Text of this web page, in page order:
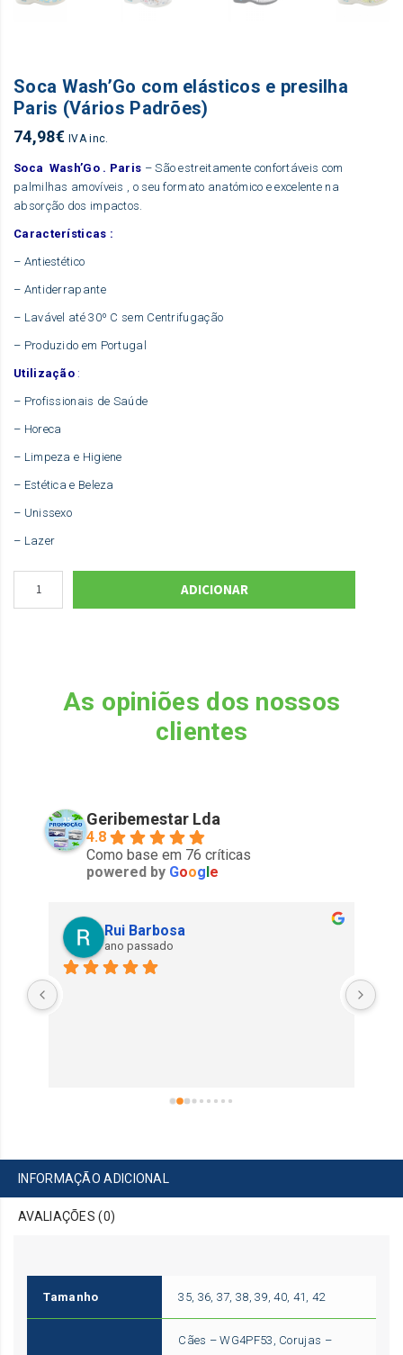
Soca Wash’Go com elásticos e presilha
Paris (Vários Padrões)
74,98€ IVA inc.
Soca Wash’Go . Paris – São estreitamente confortáveis com
palmilhas amovíveis , o seu formato anatómico e excelente na
absorção dos impactos.
Características :
– Antiestético
– Antiderrapante
– Lavável até 30º C sem Centrifugação
– Produzido em Portugal
Utilização :
– Profissionais de Saúde
– Horeca
– Limpeza e Higiene
– Estética e Beleza
– Unissexo
– Lazer
ADICIONAR
As opiniões dos nossos
clientes
Geribemestar Lda
4.8
Como base em 76 críticas
powered by Google
Rui Barbosa
ano passado
INFORMAÇÃO ADICIONAL
AVALIAÇÕES (0)
Tamanho 35, 36, 37, 38, 39, 40, 41, 42
Cães – WG4PF53, Corujas –